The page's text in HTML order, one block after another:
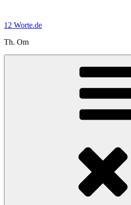
springen
12 Worte.de
Th. Om